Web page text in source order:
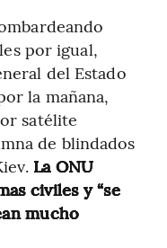
por igual,
del Estado
la mañana,
satélite
de blindados
La ONU
civiles y “se
mucho